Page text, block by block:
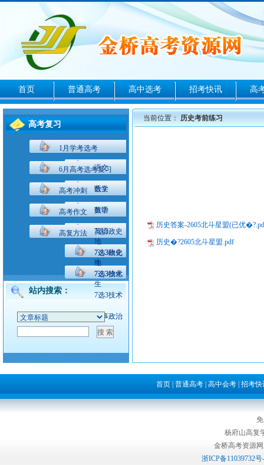
首页 普通高考 高中选考 招考快讯 高
高考复习
1月学考选考
语文
数学
英语
7选3政史
地
7选3物化
生
7选3技术
6月高考选考复习
语文
数学
英语
7选3政史
地
7选3物化
生
7选3技术
时事政治
高考冲刺
高考作文
高复方法
站内搜索：
当前位置： 历史考前练习
历史答案-2605北斗星盟(已优
历史�?2605北斗星盟.pdf
首页 普通高考 高中会考 招考快
杨府山高
金桥高考资源
浙ICP备11039732号